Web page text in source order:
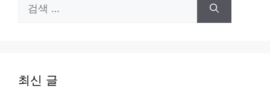
색:
최신 글